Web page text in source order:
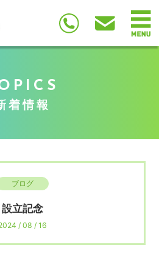
着情報
ブログ
設立記念
/ 08 / 16